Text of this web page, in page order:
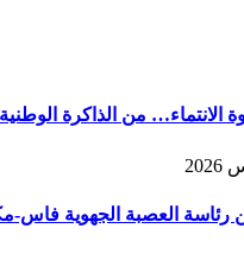
الانتماء… من الذاكرة
رئاسة العصبة الجهوية فاس-